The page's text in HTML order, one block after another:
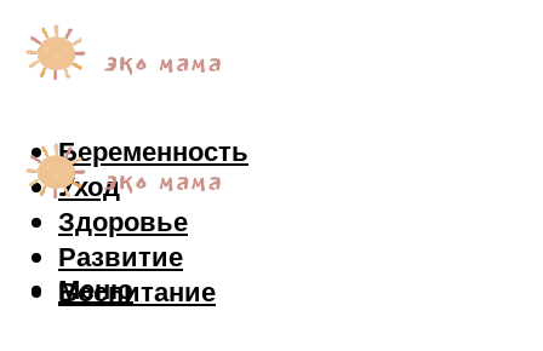
Беременность
Уход
Здоровье
Развитие
Воспитание
Меню